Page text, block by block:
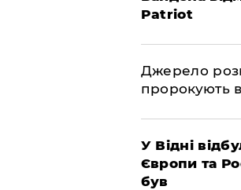
Patriot
​Джерело
пророкують
​У Відні
Європи та
був